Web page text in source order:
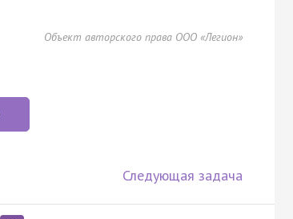
Объект авторского права ООО «Легион»
Следующая задача